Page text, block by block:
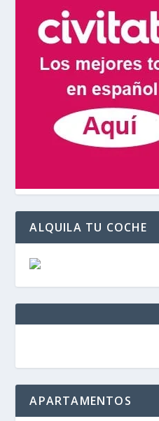
ALQUILA TU COCHE
APARTAMENTOS